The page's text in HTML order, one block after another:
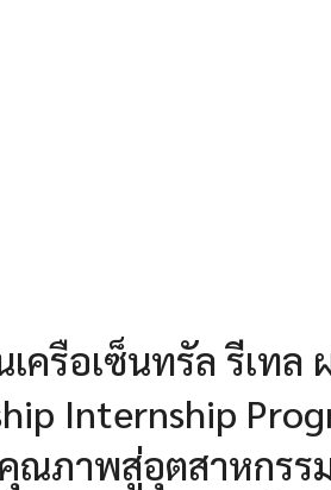
ครือเซ็นทรัล รีเทล
Internship
ณภาพสู่อุตสาหกรร